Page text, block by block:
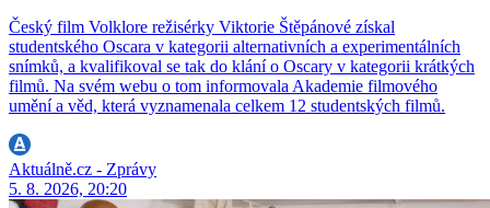
Český film Volklore režisérky Viktorie Štěpánové získal
studentského Oscara v kategorii alternativních a experimentálních
snímků, a kvalifikoval se tak do klání o Oscary v kategorii krátkých
filmů. Na svém webu o tom informovala Akademie filmového
umění a věd, která vyznamenala celkem 12 studentských filmů.
Aktuálně.cz - Zprávy
5. 8. 2026, 20:20